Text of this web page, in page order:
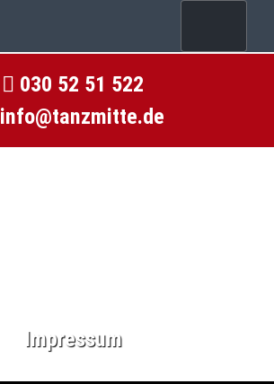
030 52 51 522
info@tanzmitte.de
Impressum